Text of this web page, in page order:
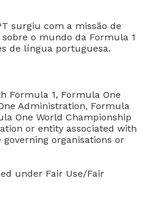
surgiu com a missão de
o mundo da Formula 1
de língua portuguesa.
Formula 1, Formula One
Administration, Formula
One World Championship
or entity associated with
organisations or
under Fair Use/Fair